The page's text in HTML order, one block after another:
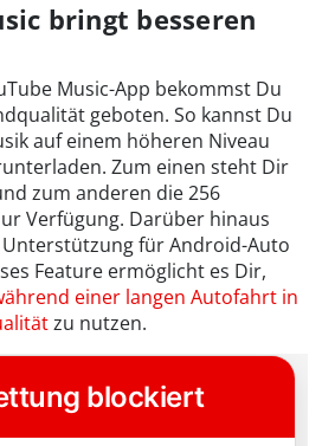
bringt besseren
Music-App bekommst Du
geboten. So kannst Du
auf einem höheren Niveau
Zum einen steht Dir
zum anderen die 256
Verfügung. Darüber hinaus
für Android-Auto
Feature ermöglicht es Dir,
einer langen Autofahrt in
zu nutzen.